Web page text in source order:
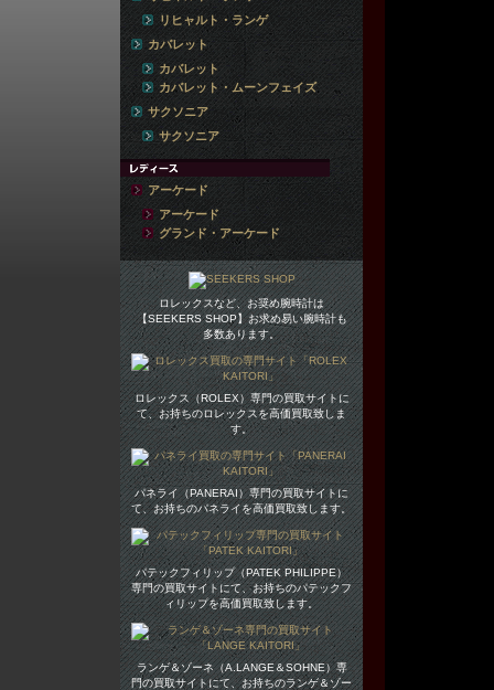
リヒャルト・ランゲ
カバレット
カバレット
カバレット・ムーンフェイズ
サクソニア
サクソニア
アーケード
アーケード
グランド・アーケード
ロレックスなど、お奨め腕時計は
【SEEKERS SHOP】お求め易い腕時計も
多数あります。
ロレックス（ROLEX）専門の買取サイトに
て、お持ちのロレックスを高価買取致しま
す。
パネライ（PANERAI）専門の買取サイトに
て、お持ちのパネライを高価買取致します。
パテックフィリップ（PATEK PHILIPPE）
専門の買取サイトにて、お持ちのパテックフ
ィリップを高価買取致します。
ランゲ＆ゾーネ（A.LANGE＆SOHNE）専
門の買取サイトにて、お持ちのランゲ＆ゾー